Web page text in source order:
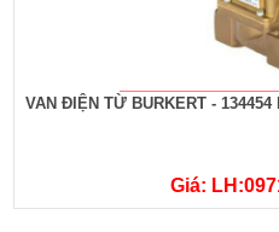
VAN ĐIỆN TỪ BURKERT -
Giá: